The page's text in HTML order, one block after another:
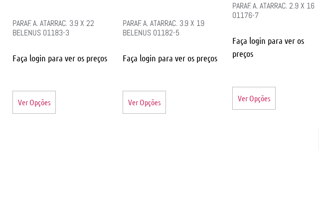
PARAF. A. ATARRAC. 3.9 X 22
BELENUS 01183-3
Faça login para ver os preços
Ver Opções
PARAF. A. ATARRAC. 3.9 X 19
BELENUS 01182-5
Faça login para ver os preços
Ver Opções
PARAF. A. ATARRAC. 2.9 X 16
01176-7
Faça login para ver os
preços
Ver Opções